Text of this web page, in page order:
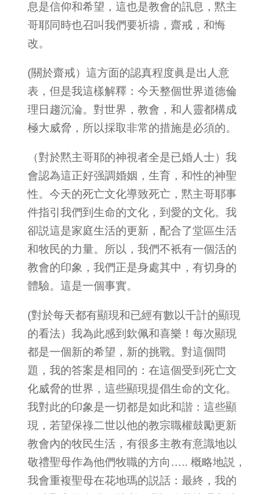
息是信仰和希望，這也是教會的訊息，黙主
哥耶同時也召叫我們要祈禱，齋戒，和悔
改。
(關於齋戒）這方面的認真程度眞是出人意
表，但是我這樣解釋：今天整個世界道德倫
理日趨沉淪。對世界，教會，和人靈都構成
極大威脅，所以採取非常的措施是必須的。
（對於黙主哥耶的神視者全是已婚人士）我
會認為這正好强調婚姻，生育，和性的神聖
性。今天的死亡文化導致死亡，黙主哥耶事
件指引我們到生命的文化，到愛的文化。我
卻説這是家庭生活的更新，配合了堂區生活
和牧民的力量。所以，我們不衹有一個活的
教會的印象，我們正是身處其中，有切身的
體驗。這是一個事實。
(對於每天都有顯現和已經有數以千計的顯現
的看法）我為此感到欽佩和喜樂！每次顯現
都是一個新的希望，新的挑戰。對這個問
題，我的答案是相同的：在這個受到死亡文
化威脅的世界，這些顯現提倡生命的文化。
我對此的印象是一切都是如此和諧：這些顯
現，若望保祿二世以他的教宗職權鼓勵更新
教會內的牧民生活，有很多主教有意識地以
敬禮聖母作為他們牧職的方向….. 概略地説，
我會重複聖母在花地瑪的説話：最終，我的